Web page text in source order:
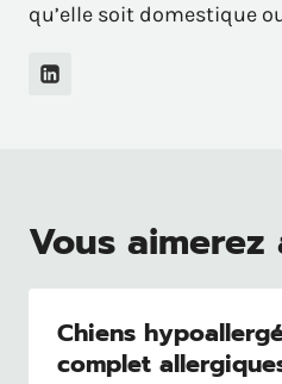
qu’elle soit domestique
Vous aimerez
Chiens
complet